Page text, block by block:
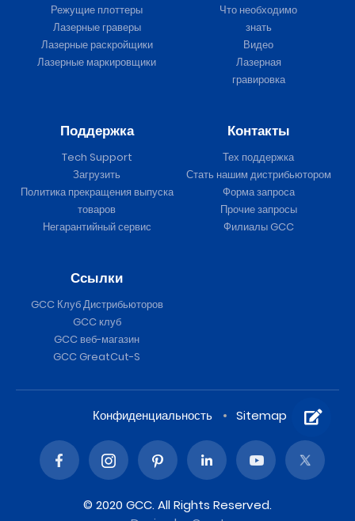
Режущие плоттеры
Лазерные граверы
Лазерные раскройщики
Лазерные маркировщики
Что необходимо
знать
Видео
Лазерная
гравировка
Поддержка
Tech Support
Загрузить
Политика прекращения выпуска
товаров
Негарантийный сервис
Контакты
Тех поддержка
Стать нашим дистрибьютором
Форма запроса
Прочие запросы
Филиалы GCC
Ссылки
GCC Клуб Дистрибьюторов
GCC клуб
GCC веб-магазин
GCC GreatCut-S
Конфиденциальность Sitemap
© 2020 GCC. All Rights Reserved.